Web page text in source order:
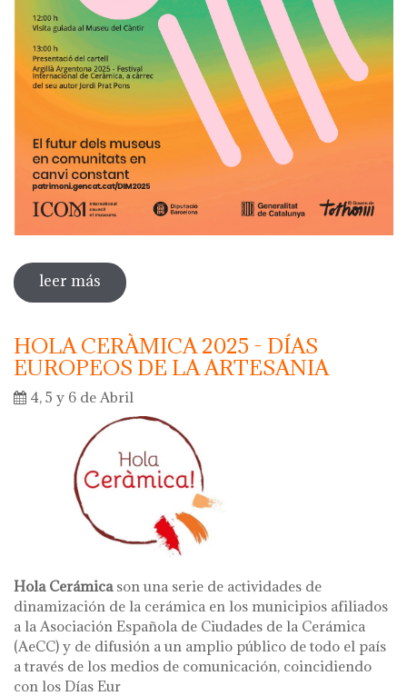
leer más sobre dia internacional de los museos
2025
HOLA CERÀMICA 2025 - DÍAS
EUROPEOS DE LA ARTESANIA
4, 5 y 6 de Abril
Hola Cerámica son una serie de actividades de
dinamización de la cerámica en los municipios afiliados
a la Asociación Española de Ciudades de la Cerámica
(AeCC) y de difusión a un amplio público de todo el país
a través de los medios de comunicación, coincidiendo
con los Días Eur